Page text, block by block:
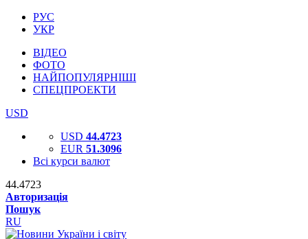
РУС
УКР
ВІДЕО
ФОТО
НАЙПОПУЛЯРНІШІ
СПЕЦПРОЕКТИ
USD
USD 44.4723
EUR 51.3096
Всі курси валют
44.4723
Авторизація
Пошук
RU